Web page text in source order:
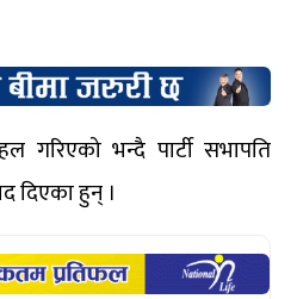
भन्दै पार्टी सभापति
दिएका हुन् ।